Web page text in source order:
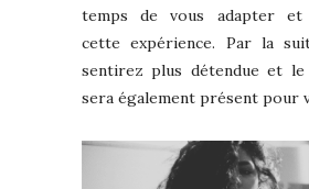
temps de vous adapter et
cette expérience. Par la
sentirez plus détendue et
sera également présent pour